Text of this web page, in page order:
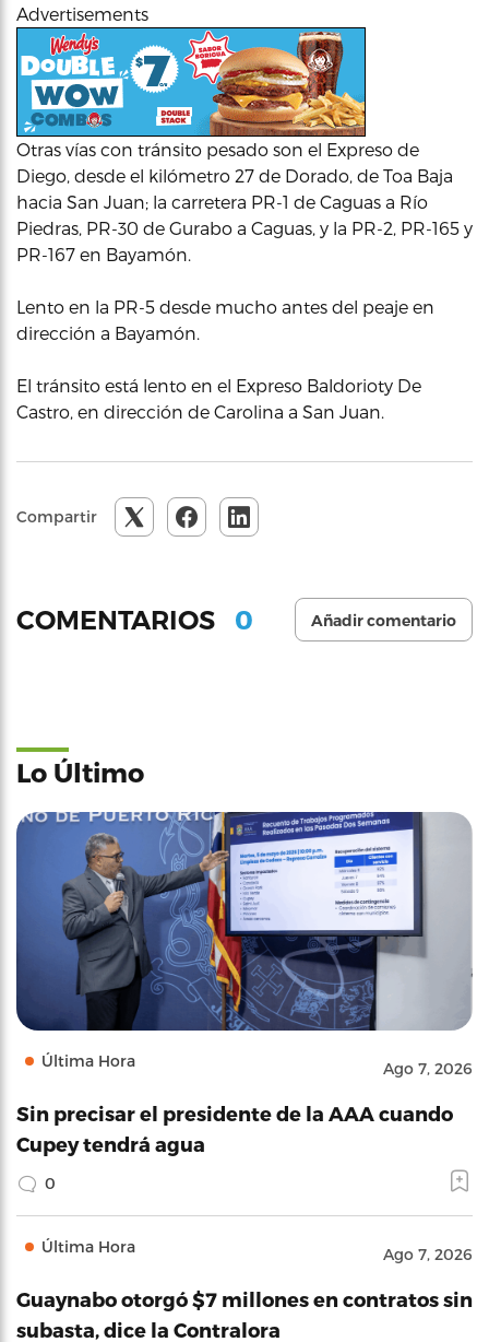
Advertisements
Otras vías con tránsito pesado son el Expreso de
Diego, desde el kilómetro 27 de Dorado, de Toa Baja
hacia San Juan; la carretera PR-1 de Caguas a Río
Piedras, PR-30 de Gurabo a Caguas, y la PR-2, PR-165 y
PR-167 en Bayamón.
Lento en la PR-5 desde mucho antes del peaje en
dirección a Bayamón.
El tránsito está lento en el Expreso Baldorioty De
Castro, en dirección de Carolina a San Juan.
Compartir
COMENTARIOS 0 Añadir comentario
Lo Último
Última Hora Ago 7, 2026
Sin precisar el presidente de la AAA cuando
Cupey tendrá agua
0
Última Hora Ago 7, 2026
Guaynabo otorgó $7 millones en contratos sin
subasta, dice la Contralora